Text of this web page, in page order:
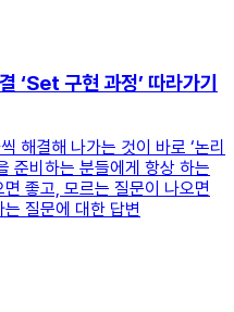
‘Set 구현 과정’ 따라가기
해결해 나가는 것이 바로 ‘논리
준비하는 분들에게 항상 하는
좋고, 모르는 질문이 나오면
질문에 대한 답변